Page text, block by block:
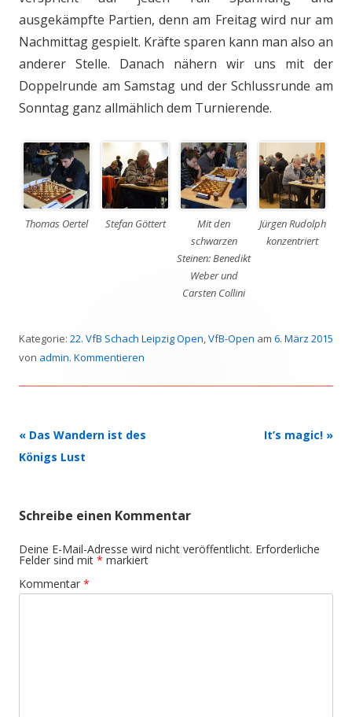
ausgekämpfte Partien, denn am Freitag wird nur am
Nachmittag gespielt. Kräfte sparen kann man also an
anderer Stelle. Danach nähern wir uns mit der
Doppelrunde am Samstag und der Schlussrunde am
Sonntag ganz allmählich dem Turnierende.
Thomas Oertel Stefan Göttert
Mit den
schwarzen
Steinen: Benedikt
Weber und
Carsten Collini
Jürgen Rudolph
konzentriert
Kategorie: 22. VfB Schach Leipzig Open,VfB-Open am 6. März 2015
von admin. Kommentieren
Beitrags-
Navigation
« Das Wandern ist des
Königs Lust
It’s magic! »
Schreibe einen Kommentar
Deine E-Mail-Adresse wird nicht veröffentlicht. Erforderliche
Felder sind mit * markiert
Kommentar *